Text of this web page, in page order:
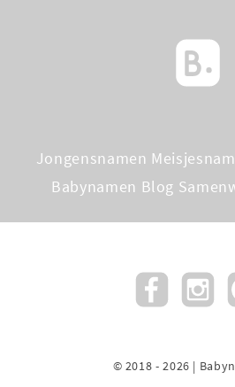
Jongensnamen
Babynamen Blog
© 2018 - 2026 |